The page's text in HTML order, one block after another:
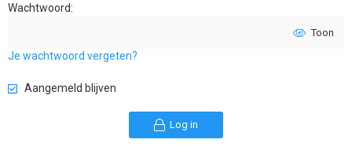
Wachtwoord
Toon
Je wachtwoord vergeten?
Aangemeld blijven
Log in